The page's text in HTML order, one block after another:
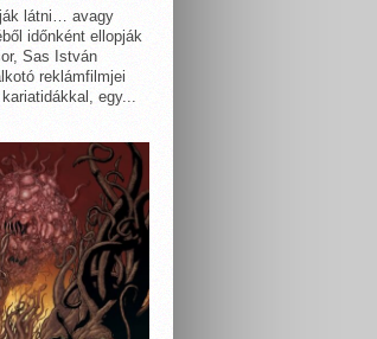
látni… avagy
időnként ellopják
Sas István
reklámfilmjei
egy...